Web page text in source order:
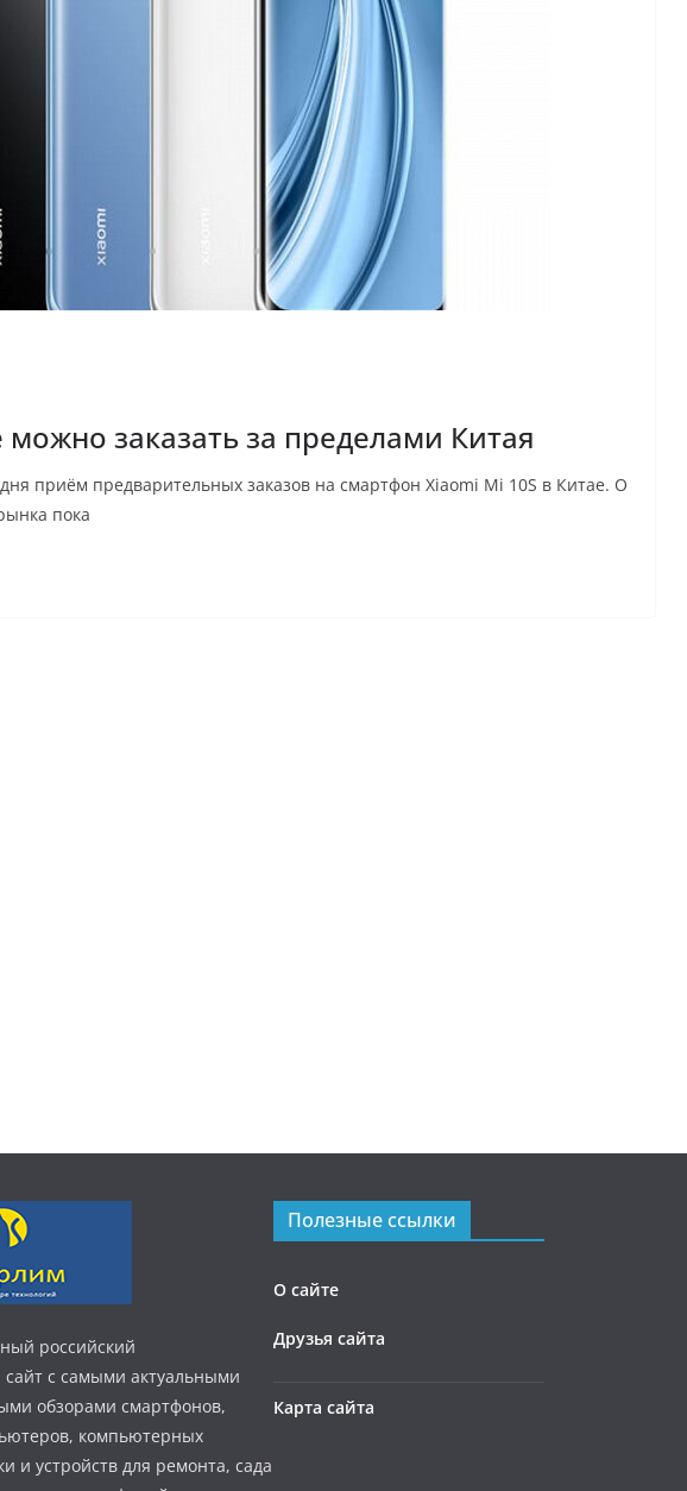
можно заказать за пределами Китая
приём предварительных заказов на смартфон Xiaomi Mi 10S в Китае. О
пока
российский
с самыми актуальными
обзорами смартфонов,
компьютерных
и устройств для ремонта, сада
Полезные ссылки
О сайте
Друзья сайта
Карта сайта